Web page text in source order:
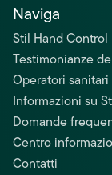
Naviga
Stil Hand Control
Testimonianze
Operatori sanitari
Informazioni su
Domande
Centro
Contatti